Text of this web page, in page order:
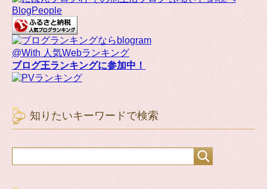
BlogPeople
@With 人気Webランキング
ブログ王ランキングに参加中！
知りたいキーワードで検索